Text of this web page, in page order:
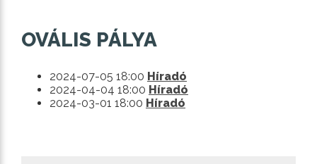
OVÁLIS PÁLYA
2024-07-05 18:00 Híradó
2024-04-04 18:00 Híradó
2024-03-01 18:00 Híradó